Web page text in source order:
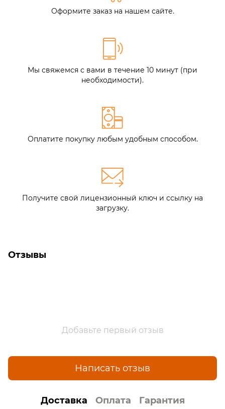
Оформите заказ на нашем сайте.
Мы свяжемся с вами в течение 10 минут (при
необходимости).
Оплатите покупку любым удобным способом.
Получите свой лицензионный ключ и ссылку на
загрузку.
Отзывы
Добавьте первый отзыв
Написать отзыв
Доставка Оплата Гарантия